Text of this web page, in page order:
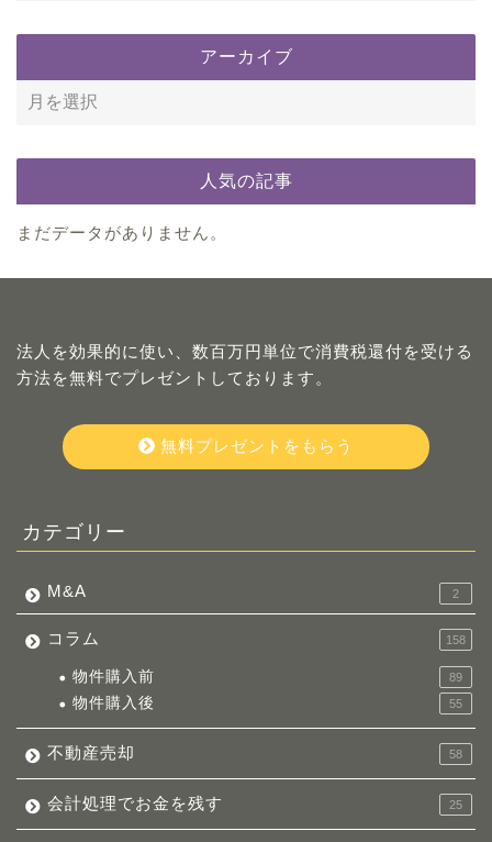
アーカイブ
人気の記事
まだデータがありません。
法人を効果的に使い、数百万円単位で消費税還付を受ける
方法を無料でプレゼントしております。
無料プレゼントをもらう
カテゴリー
M&A 2
コラム 158
物件購入前 89
物件購入後 55
不動産売却 58
会計処理でお金を残す 25